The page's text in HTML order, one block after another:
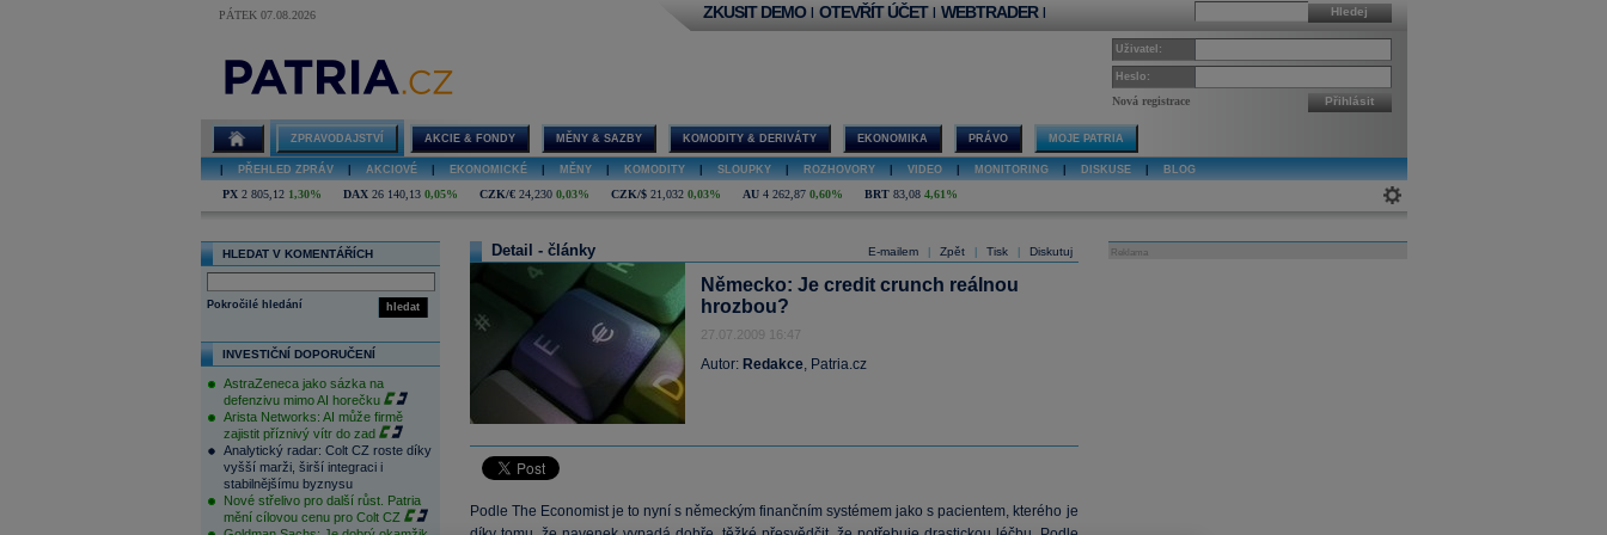
PÁTEK 07.08.2026 Hledej
ZKUSIT DEMO | OTEVŘÍT ÚČET | WEBTRADER |
Uživatel:
Heslo:
Nová registrace Přihlásit
ZPRAVODAJSTVÍ AKCIE & FONDY MĚNY & SAZBY KOMODITY & DERIVÁTY EKONOMIKA PRÁVO MOJE PATRIA
PŘEHLED ZPRÁV AKCIOVÉ EKONOMICKÉ MĚNY KOMODITY SLOUPKY ROZHOVORY VIDEO MONITORING DISKUSE BLOG
PX 2 805,12 1,30% DAX 26 140,13 0,05% CZK/€ 24,230 0,03% CZK/$ 21,032 0,03% AU 4 262,87 0,60% BRT 83,08 4,61%
HLEDAT V KOMENTÁŘÍCH
hledat
Pokročilé hledání
INVESTIČNÍ DOPORUČENÍ
AstraZeneca jako sázka na
defenzivu mimo AI horečku
Arista Networks: AI může firmě
zajistit příznivý vítr do zad
Analytický radar: Colt CZ roste díky
vyšší marži, širší integraci i
stabilnějšímu byznysu
Nové střelivo pro další růst. Patria
mění cílovou cenu pro Colt CZ
E-mailem Zpět Tisk Diskutuj
Detail - články
Německo: Je credit crunch reálnou
hrozbou?
27.07.2009 16:47
Autor: Redakce, Patria.cz
Podle The Economist je to nyní s německým finančním systémem jako s pacientem, kterého je
Reklama